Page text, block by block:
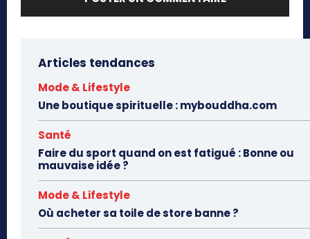
Articles tendances
Mode & Lifestyle
Une boutique spirituelle : mybouddha.com
Santé
Faire du sport quand on est fatigué : Bonne ou
mauvaise idée ?
Mode & Lifestyle
Où acheter sa toile de store banne ?